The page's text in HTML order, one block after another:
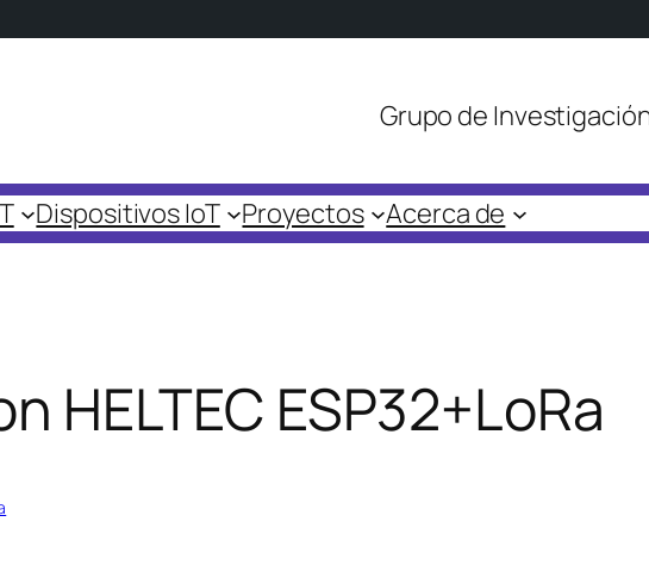
Grupo de
Dispositivos IoT Proyectos Acerca de
HELTEC ESP32+LoRa